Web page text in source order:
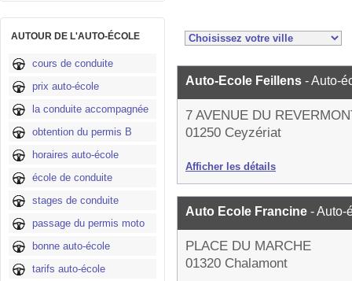
AUTOUR DE L'AUTO-ÉCOLE
cours de conduite
prix auto-école
la conduite accompagnée
obtention du permis B
horaires auto-école
école de conduite
stages de conduite
passage du permis moto
bonne auto-école
tarifs auto-école
Auto-Ecole Feillens - Auto-
7 AVENUE DU
01250 Ceyzériat
Afficher les détails
Auto Ecole Francine - Auto-
PLACE DU MARCHE
01320 Chalamont